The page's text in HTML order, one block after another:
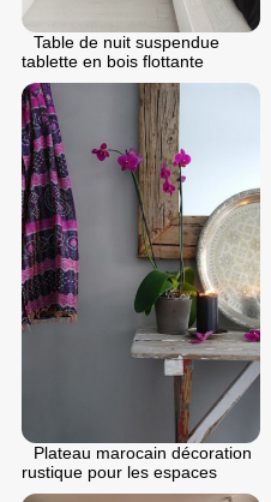
Table de nuit suspendue
tablette en bois flottante
Plateau marocain décoration
rustique pour les espaces